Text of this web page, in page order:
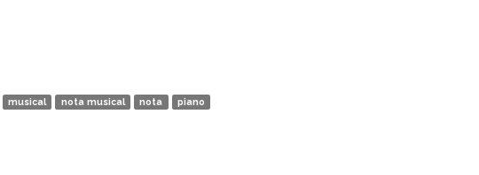
musical nota musical nota piano